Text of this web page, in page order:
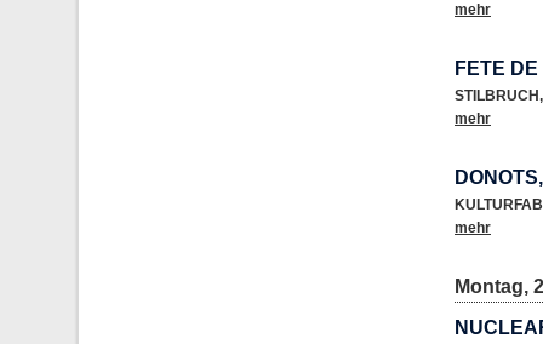
mehr
FETE
STILBRUCH,
mehr
mehr
Montag,